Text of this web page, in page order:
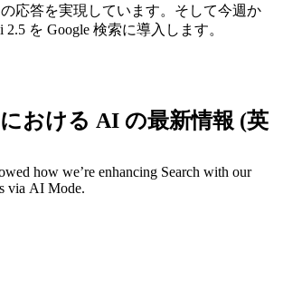
応答を実現しています。そして今週か
2.5 を Google 検索に導入します。
おける AI の最新情報 (英
how we’re enhancing Search with our
via AI Mode.